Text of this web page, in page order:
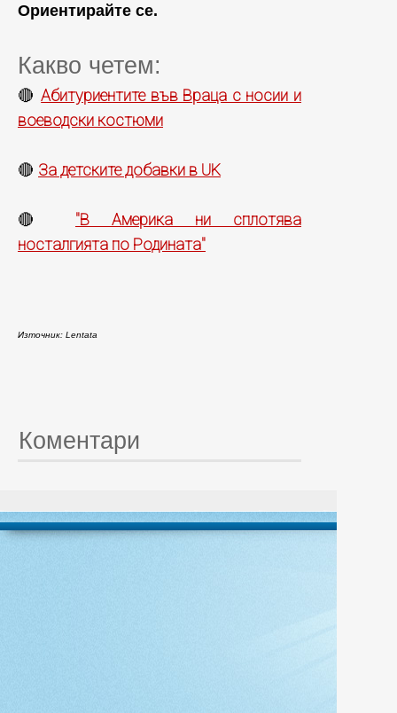
Ориентирайте се.
Какво четем:
🔴Абитуриентите във Враца с носии и
воеводски костюми
🔴 За детските добавки в UK
🔴 "В Америка ни сплотява
носталгията по Родината"
Източник: Lentata
Коментари